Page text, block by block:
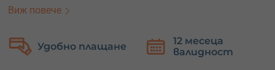
Ето как стоят нещата на терена:
петима, заемат позиции и… със стартовия сигнал
започва епичната битка. Всеки участник е оборудван с
Виж повече
плащане
12 месеца
валидност